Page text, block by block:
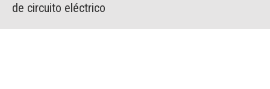
de circuito eléctrico